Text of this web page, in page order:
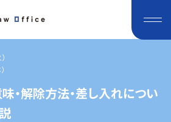
)
・解除方法・差し入れについ